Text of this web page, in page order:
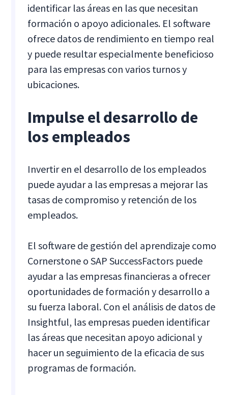
identificar las áreas en las que necesitan
formación o apoyo adicionales. El software
ofrece datos de rendimiento en tiempo real
y puede resultar especialmente beneficioso
para las empresas con varios turnos y
ubicaciones.
Impulse el desarrollo de
los empleados
Invertir en el desarrollo de los empleados
puede ayudar a las empresas a mejorar las
tasas de compromiso y retención de los
empleados.
El software de gestión del aprendizaje como
Cornerstone o SAP SuccessFactors puede
ayudar a las empresas financieras a ofrecer
oportunidades de formación y desarrollo a
su fuerza laboral. Con el análisis de datos de
Insightful, las empresas pueden identificar
las áreas que necesitan apoyo adicional y
hacer un seguimiento de la eficacia de sus
programas de formación.